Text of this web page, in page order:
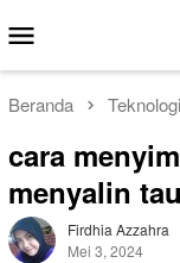
ke
kontenMobile
Beranda Teknologi
cara
menyalin
Firdhia Azzahra
Mei 3, 2024